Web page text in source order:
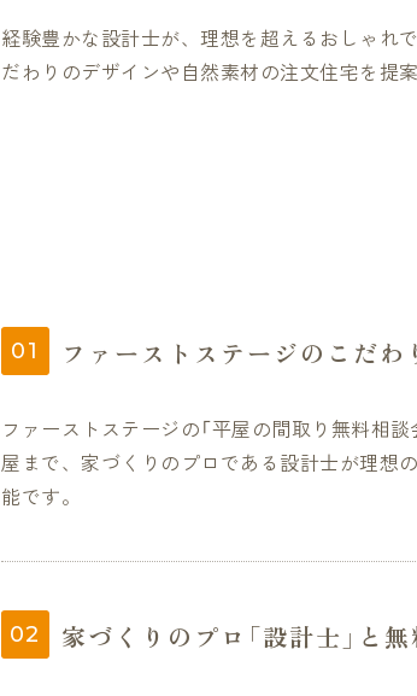
経験豊かな設計士が、理想を超えるおしゃれ
だわりのデザインや自然素材の注文住宅を提案
ファーストステージのこだわ
ファーストステージの「平屋の間取り無料相
屋まで、家づくりのプロである設計士が理想
能です。
家づくりのプロ「設計士」と